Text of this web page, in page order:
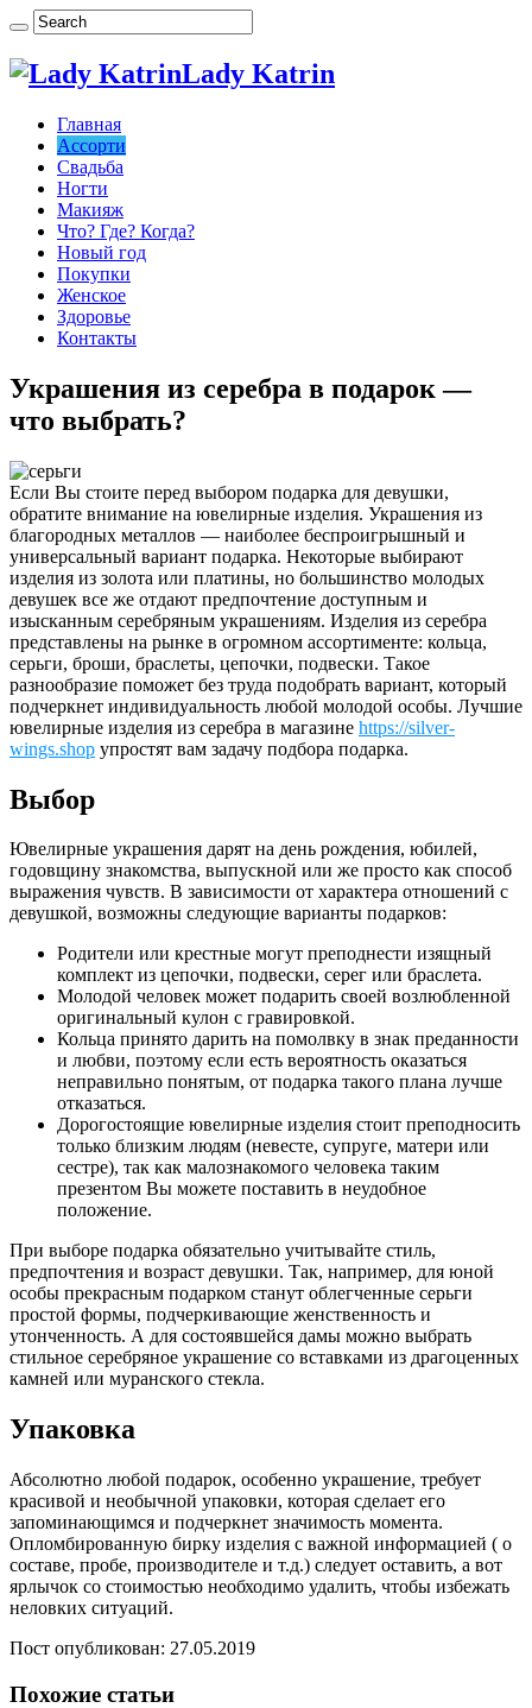
Lady Katrin
Главная
Ассорти
Свадьба
Ногти
Макияж
Что? Где? Когда?
Новый год
Покупки
Женское
Здоровье
Контакты
Украшения из серебра в подарок —
что выбрать?
Если Вы стоите перед выбором подарка для девушки,
обратите внимание на ювелирные изделия. Украшения из
благородных металлов — наиболее беспроигрышный и
универсальный вариант подарка. Некоторые выбирают
изделия из золота или платины, но большинство молодых
девушек все же отдают предпочтение доступным и
изысканным серебряным украшениям. Изделия из серебра
представлены на рынке в огромном ассортименте: кольца,
серьги, броши, браслеты, цепочки, подвески. Такое
разнообразие поможет без труда подобрать вариант, который
подчеркнет индивидуальность любой молодой особы. Лучшие
ювелирные изделия из серебра в магазине https://silver-
wings.shop упростят вам задачу подбора подарка.
Выбор
Ювелирные украшения дарят на день рождения, юбилей,
годовщину знакомства, выпускной или же просто как способ
выражения чувств. В зависимости от характера отношений с
девушкой, возможны следующие варианты подарков:
Родители или крестные могут преподнести изящный
комплект из цепочки, подвески, серег или браслета.
Молодой человек может подарить своей возлюбленной
оригинальный кулон с гравировкой.
Кольца принято дарить на помолвку в знак преданности
и любви, поэтому если есть вероятность оказаться
неправильно понятым, от подарка такого плана лучше
отказаться.
Дорогостоящие ювелирные изделия стоит преподносить
только близким людям (невесте, супруге, матери или
сестре), так как малознакомого человека таким
презентом Вы можете поставить в неудобное
положение.
При выборе подарка обязательно учитывайте стиль,
предпочтения и возраст девушки. Так, например, для юной
особы прекрасным подарком станут облегченные серьги
простой формы, подчеркивающие женственность и
утонченность. А для состоявшейся дамы можно выбрать
стильное серебряное украшение со вставками из драгоценных
камней или муранского стекла.
Упаковка
Абсолютно любой подарок, особенно украшение, требует
красивой и необычной упаковки, которая сделает его
запоминающимся и подчеркнет значимость момента.
Опломбированную бирку изделия с важной информацией ( о
составе, пробе, производителе и т.д.) следует оставить, а вот
ярлычок со стоимостью необходимо удалить, чтобы избежать
неловких ситуаций.
Пост опубликован: 27.05.2019
Похожие статьи